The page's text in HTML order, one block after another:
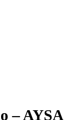
– AYSA